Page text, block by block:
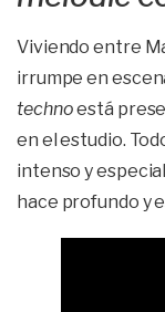
Viviendo entre
irrumpe en
technoestá
en el estudio.
intenso y
hace profundo y